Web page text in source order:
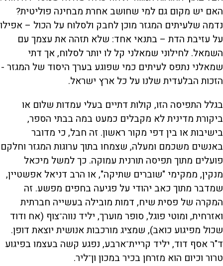
האם יש מקום גם למי שחושב אחרת מבחינה פוליטית?
נדמה שלעיתים המגזר מוכן לחבק ולסלוח על הכול – אפילו
על עזיבת הדת – בתנאי אחד: שלא תזהה את עצמך עם
השמאל. לחילוני שמאלני קל לו יותר לסלוח, אך דתי
שמאלני נתפס לעיתים כמי שפוגע בערך היסוד של המגזר -
הזכות הבלעדית שלנו על כל ארץ ישראל.
בגלל התפיסה הזו, קולות דתיים בעלי עמדות שלום או
ביקורת מדינית לא מקבלים כמעט במה בבתי הספר,
בישיבות או בין דפי מקור ראשון. זה חבל, כי מדובר
באנשים משכמם ומעלה, שצמחו בתוך ערוגות המגזר וחלקם
פועלים מתוך תפיסה תורנית עמוקה. כך למשל מיכאל
מנקין, ממקימי "שוברים שתיקה", או הרב דניאל אפשטיין,
שמדבר מתוך כאב יהודי על פגיעה בחפים מפשע. זה
המקרה של פסית שיח, דמות מובילה בעשייה חברתית
ואזרחית, ומוטי פוגל, סופר מוערך, יליד נווה־צוף (אח ודוד
שכול מפיגוע כואב), שמציג מורכבות אנושית יוצאת דופן.
ד"ר אסף דוד, יליד קריית־ארבע, נפגע קשה בעצמו בפיגוע
טרור וכיום הוא מזרחן בכיר במכון ון־ליר.